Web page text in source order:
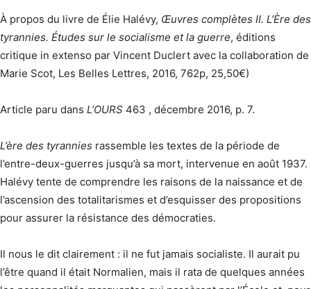
À propos du livre de Élie Halévy, Œuvres complètes II. L’Ère des
tyrannies. Études sur le socialisme et la guerre, éditions
critique in extenso par Vincent Duclert avec la collaboration de
Marie Scot, Les Belles Lettres, 2016, 762p, 25,50€)
Article paru dans L’OURS 463 , décembre 2016, p. 7.
L’ère des tyrannies rassemble les textes de la période de
l’entre-deux-guerres jusqu’à sa mort, intervenue en août 1937.
Halévy tente de comprendre les raisons de la naissance et de
l’ascension des totalitarismes et d’esquisser des propositions
pour assurer la résistance des démocraties.
Il nous le dit clairement : il ne fut jamais socialiste. Il aurait pu
l’être quand il était Normalien, mais il rata de quelques années